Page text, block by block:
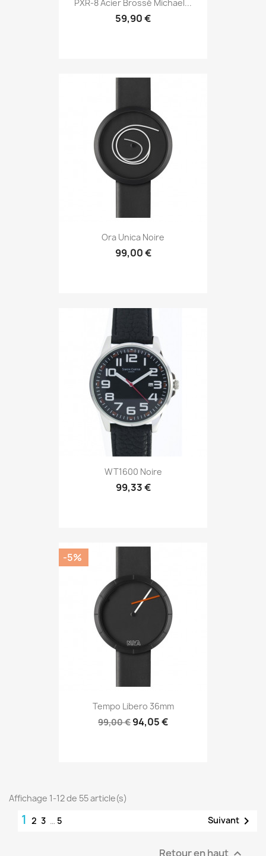
PXR-8 Acier Brossé Michael...
59,90 €
Ora Unica Noire
99,00 €
WT1600 Noire
99,33 €
Tempo Libero 36mm
99,00 € 94,05 €
-5%
Affichage 1-12 de 55 article(s)
1 2 3 … 5 Suivant 
Retour en haut